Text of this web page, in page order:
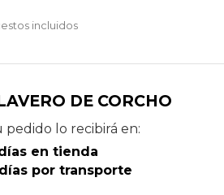
incluidos
DE CORCHO
pedido lo recibirá en:
en tienda
por transporte